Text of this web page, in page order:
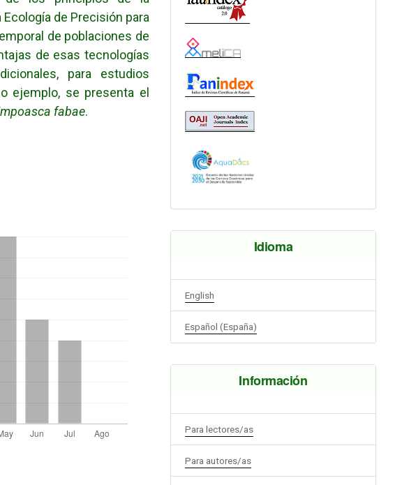
de Precisión para
de poblaciones de
de esas tecnologías
para estudios
ejemplo, se presenta el
fabae.
Idioma
English
Español (España)
Información
Para lectores/as
Para autores/as